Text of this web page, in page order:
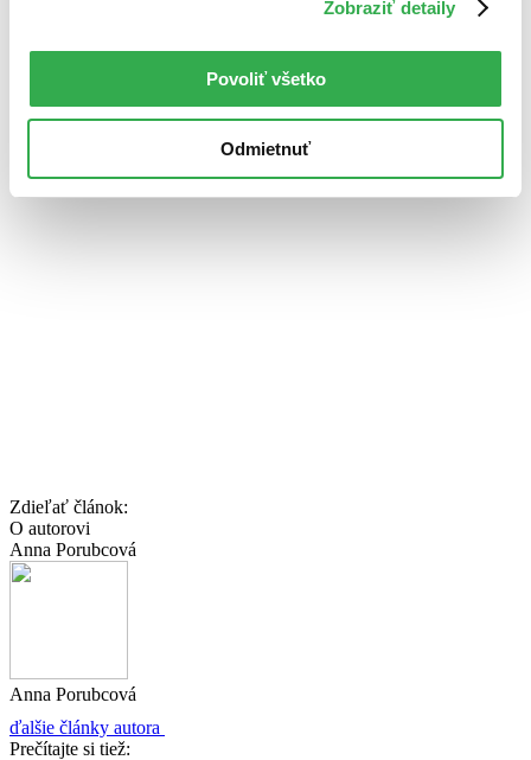
Zobraziť detaily
Povoliť všetko
Odmietnuť
Zdieľať článok:
O autorovi
Anna Porubcová
Anna Porubcová
ďalšie články autora
Prečítajte si tiež: